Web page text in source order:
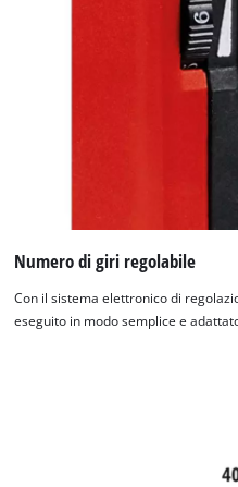
Numero di giri regolabile
Con il sistema elettronico di
eseguito in modo semplice e